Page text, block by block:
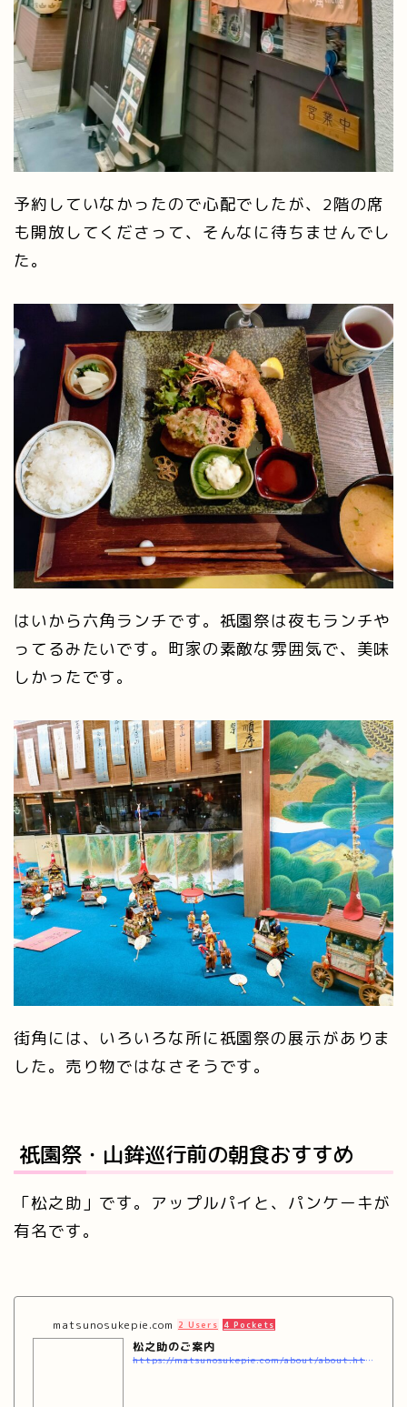
予約していなかったので心配でしたが、2階の席
も開放してくださって、そんなに待ちませんでし
た。
はいから六角ランチです。祇園祭は夜もランチや
ってるみたいです。町家の素敵な雰囲気で、美味
しかったです。
街角には、いろいろな所に祇園祭の展示がありま
した。売り物ではなさそうです。
祇園祭・山鉾巡行前の朝食おすすめ
「松之助」です。アップルパイと、パンケーキが
有名です。
matsunosukepie.com 2 Users 4 Pockets
松之助のご案内
https://matsunosukepie.com/about/about.html